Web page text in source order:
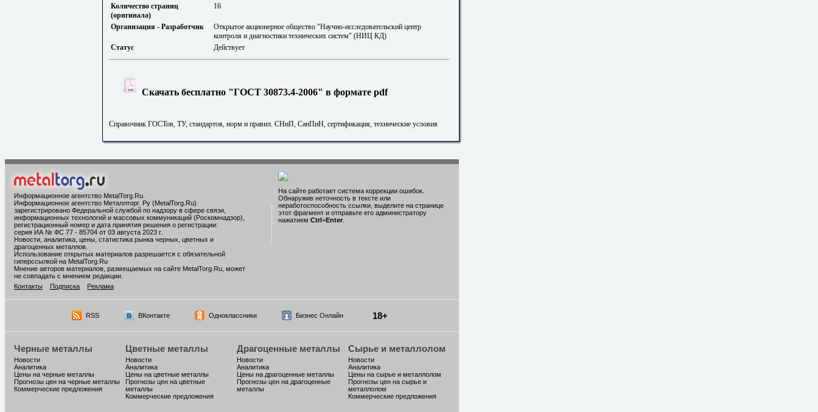
Количество страниц
(оригинала)
16
Организация - Разработчик
Открытое акционерное общество "Научно-исследовательский центр
контроля и диагностики технических систем" (НИЦ КД)
Статус
Действует
Скачать бесплатно "ГОСТ 30873.4-2006" в формате pdf
Справочник ГОСТов, ТУ, стандартов, норм и правил. СНиП, СанПиН, сертификация, технические условия
Информационное агентство MetalTorg.Ru
Информационное агентство Металлторг. Ру (MetalTorg.Ru)
зарегистрировано Федеральной службой по надзору в сфере связи,
информационных технологий и массовых коммуникаций (Роскомнадзор),
регистрационный номер и дата принятия решения о регистрации:
серия ИА № ФС 77 - 85704 от 03 августа 2023 г.
Новости, аналитика, цены, статистика рынка черных, цветных и
драгоценных металлов.
Использование открытых материалов разрешается с обязательной
гиперссылкой на MetalTorg.Ru
Мнение авторов материалов, размещаемых на сайте MetalTorg.Ru, может
не совпадать с мнением редакции.
Контакты
Подписка Реклама
На сайте работает система коррекции ошибок.
Обнаружив неточность в тексте или
неработоспособность ссылки, выделите на странице
этот фрагмент и отправьте его администратору
нажатием Ctrl+Enter
RSS ВКонтакте Одноклассники Бизнес Онлайн 18+
Черные металлы
Новости
Аналитика
Цены на черные металлы
Прогнозы цен на черные металлы
Коммерческие предложения
Цветные металлы
Новости
Аналитика
Цены на цветные металлы
Прогнозы цен на цветные
металлы
Коммерческие предложения
Драгоценные металлы
Новости
Аналитика
Цены на драгоценные металлы
Прогнозы цен на драгоценные
металлы
Сырье и металлолом
Новости
Аналитика
Цены на сырье и металлолом
Прогнозы цен на сырье и
металлолом
Коммерческие предложения